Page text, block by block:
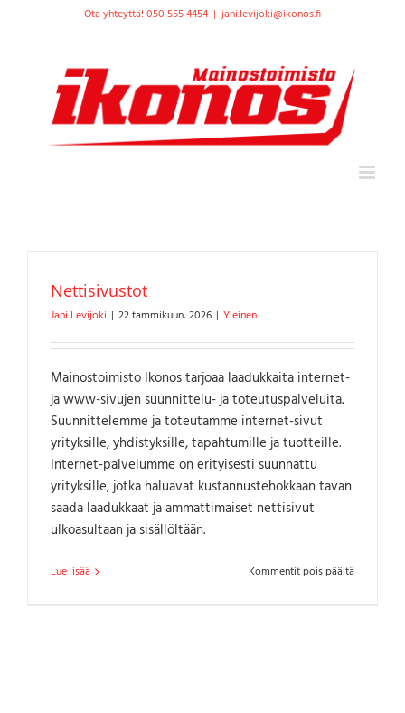
Ota yhteyttä! 050 555 4454 | jani.levijoki@ikonos.fi
Nettisivustot
Jani Levijoki | 22 tammikuun, 2026 | Yleinen
Mainostoimisto Ikonos tarjoaa laadukkaita internet-
ja www-sivujen suunnittelu- ja toteutuspalveluita.
Suunnittelemme ja toteutamme internet-sivut
yrityksille, yhdistyksille, tapahtumille ja tuotteille.
Internet-palvelumme on erityisesti suunnattu
yrityksille, jotka haluavat kustannustehokkaan tavan
saada laadukkaat ja ammattimaiset nettisivut
ulkoasultaan ja sisällöltään.
Lue lisää Kommentit pois päältä